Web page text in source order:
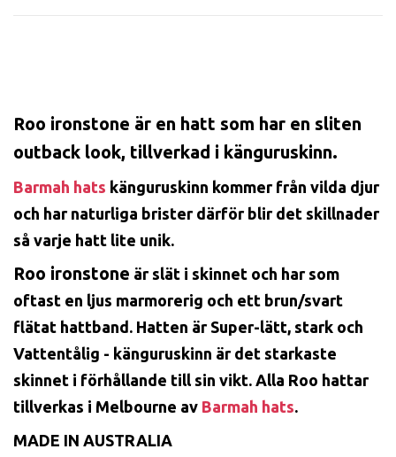
Roo ironstone är en hatt som har en sliten
outback look, tillverkad i känguruskinn.
Barmah hats känguruskinn kommer från vilda djur
och har naturliga brister därför blir det skillnader
så varje hatt lite unik.
Roo ironstone är slät i skinnet och har som
oftast en ljus marmorerig och ett brun/svart
flätat hattband. Hatten är Super-lätt, stark och
Vattentålig - känguruskinn är det starkaste
skinnet i förhållande till sin vikt. Alla Roo hattar
tillverkas i Melbourne av Barmah hats.
MADE IN AUSTRALIA